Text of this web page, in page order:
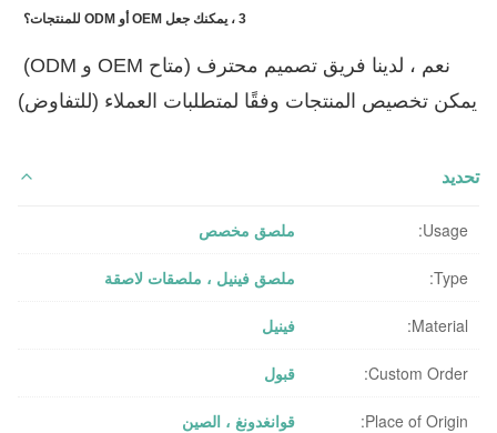
3 ، يمكنك جعل OEM أو ODM للمنتجات؟
يمكن تخصيص المنتجات وفقًا لمتطلبات العملاء (للتفاوض)
تحديد
Usage: ملصق مخصص
Type: ملصق فينيل ، ملصقات لاصقة
Material: فينيل
Custom Order: قبول
Place of Origin: قوانغدونغ ، الصين